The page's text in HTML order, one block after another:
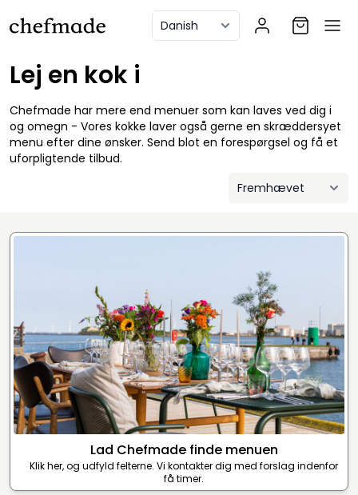
Lej en kok i
Chefmade har mere end menuer som kan laves ved dig i
og omegn - Vores kokke laver også gerne en skræddersyet
menu efter dine ønsker. Send blot en forespørgsel og få et
uforpligtende tilbud.
Lad Chefmade finde menuen
Klik her, og udfyld felterne. Vi kontakter dig med forslag indenfor
få timer.